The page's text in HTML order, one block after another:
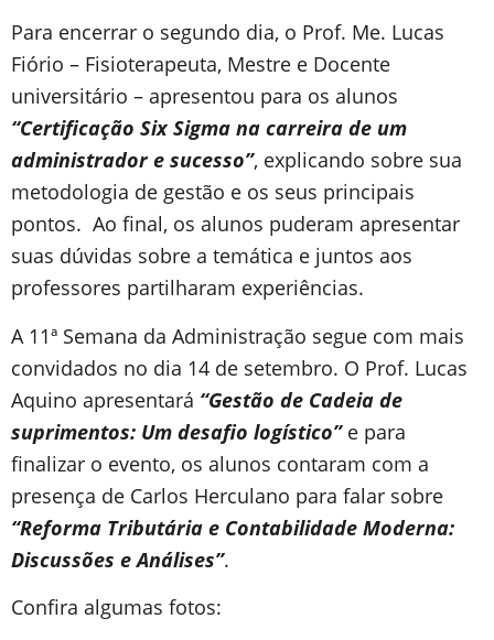
Para encerrar o segundo dia, o Prof. Me. Lucas
Fiório – Fisioterapeuta, Mestre e Docente
universitário – apresentou para os alunos
“Certificação Six Sigma na carreira de um
administrador e sucesso”, explicando sobre sua
metodologia de gestão e os seus principais
pontos. Ao final, os alunos puderam apresentar
suas dúvidas sobre a temática e juntos aos
professores partilharam experiências.
A 11ª Semana da Administração segue com mais
convidados no dia 14 de setembro. O Prof. Lucas
Aquino apresentará “Gestão de Cadeia de
suprimentos: Um desafio logístico”e para
finalizar o evento, os alunos contaram com a
presença de Carlos Herculano para falar sobre
“Reforma Tributária e Contabilidade Moderna:
Discussões e Análises”.
Confira algumas fotos: